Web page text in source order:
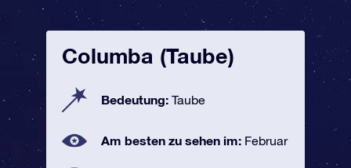
Columba (Taube)
Bedeutung: Taube
Am besten zu sehen im: Februar